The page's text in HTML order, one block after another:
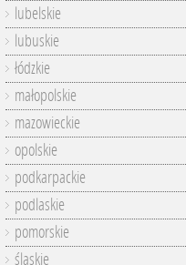
lubelskie
lubuskie
łódzkie
małopolskie
mazowieckie
opolskie
podkarpackie
podlaskie
pomorskie
śląskie